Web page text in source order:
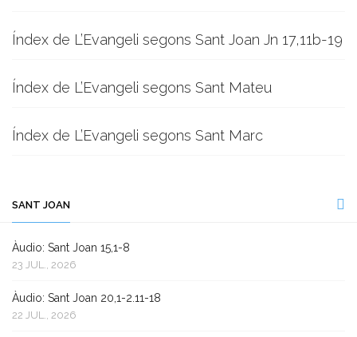
Índex de L’Evangeli segons Sant Joan Jn 17,11b-19
Índex de L’Evangeli segons Sant Mateu
Índex de L’Evangeli segons Sant Marc
SANT JOAN
Àudio: Sant Joan 15,1-8
23 JUL., 2026
Àudio: Sant Joan 20,1-2.11-18
22 JUL., 2026